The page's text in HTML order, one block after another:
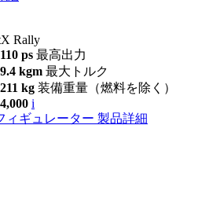
Rally
110 ps 最高出力
9.4 kgm 最大トルク
211 kg 装備重量（燃料を除く）
i
ィギュレーター 製品詳細